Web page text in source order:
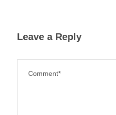
Leave a Reply